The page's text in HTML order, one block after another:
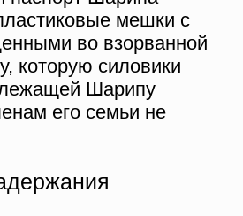
мешки с
во взорванной
которую силовики
Шарипу
его семьи не